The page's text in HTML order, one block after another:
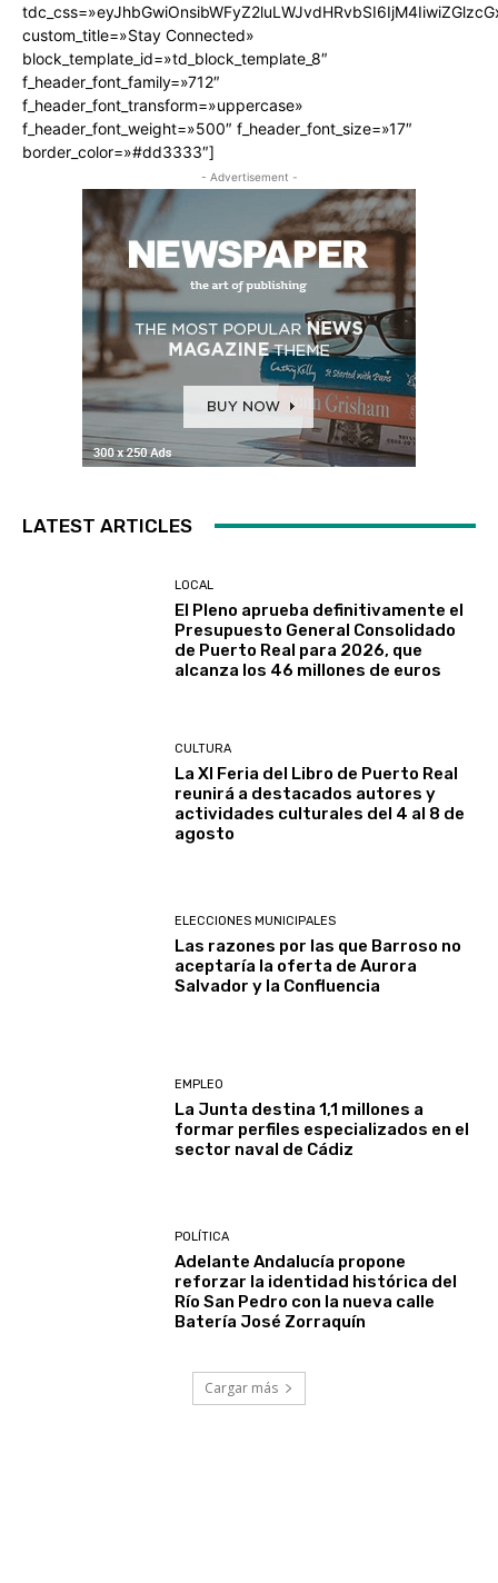
custom_title=»Stay Connected»
block_template_id=»td_block_template_8″
f_header_font_family=»712″
f_header_font_transform=»uppercase»
f_header_font_weight=»500″ f_header_font_size=»17″
border_color=»#dd3333″]
- Advertisement -
LATEST ARTICLES
LOCAL
El Pleno aprueba definitivamente el
Presupuesto General Consolidado
de Puerto Real para 2026, que
alcanza los 46 millones de euros
CULTURA
La XI Feria del Libro de Puerto Real
reunirá a destacados autores y
actividades culturales del 4 al 8 de
agosto
ELECCIONES MUNICIPALES
Las razones por las que Barroso no
aceptaría la oferta de Aurora
Salvador y la Confluencia
EMPLEO
La Junta destina 1,1 millones a
formar perfiles especializados en el
sector naval de Cádiz
POLÍTICA
Adelante Andalucía propone
reforzar la identidad histórica del
Río San Pedro con la nueva calle
Batería José Zorraquín
Cargar más